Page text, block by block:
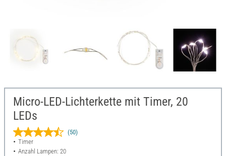
Micro-LED-Lichterkette mit Timer, 20
LEDs
(50)
Timer
Anzahl Lampen: 20